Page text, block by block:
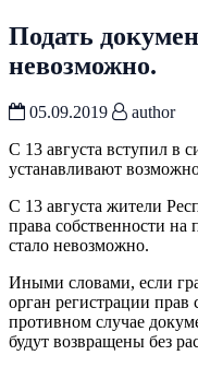
Подать
невозможно.
05.09.2019
author
С 13 августа вступил в
устанавливают
С 13 августа жители
права собственности
стало невозможно.
Иными словами, если
орган регистрации прав
противном случае
будут возвращены без